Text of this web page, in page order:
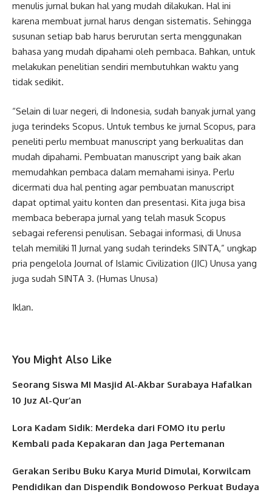
menulis jurnal bukan hal yang mudah dilakukan. Hal ini
karena membuat jurnal harus dengan sistematis. Sehingga
susunan setiap bab harus berurutan serta menggunakan
bahasa yang mudah dipahami oleh pembaca. Bahkan, untuk
melakukan penelitian sendiri membutuhkan waktu yang
tidak sedikit.
“Selain di luar negeri, di Indonesia, sudah banyak jurnal yang
juga terindeks Scopus. Untuk tembus ke jurnal Scopus, para
peneliti perlu membuat manuscript yang berkualitas dan
mudah dipahami. Pembuatan manuscript yang baik akan
memudahkan pembaca dalam memahami isinya. Perlu
dicermati dua hal penting agar pembuatan manuscript
dapat optimal yaitu konten dan presentasi. Kita juga bisa
membaca beberapa jurnal yang telah masuk Scopus
sebagai referensi penulisan. Sebagai informasi, di Unusa
telah memiliki 11 Jurnal yang sudah terindeks SINTA,” ungkap
pria pengelola Journal of Islamic Civilization (JIC) Unusa yang
juga sudah SINTA 3. (Humas Unusa)
Iklan.
You Might Also Like
Seorang Siswa MI Masjid Al-Akbar Surabaya Hafalkan
10 Juz Al-Qur’an
Lora Kadam Sidik: Merdeka dari FOMO itu perlu
Kembali pada Kepakaran dan Jaga Pertemanan
Gerakan Seribu Buku Karya Murid Dimulai, Korwilcam
Pendidikan dan Dispendik Bondowoso Perkuat Budaya